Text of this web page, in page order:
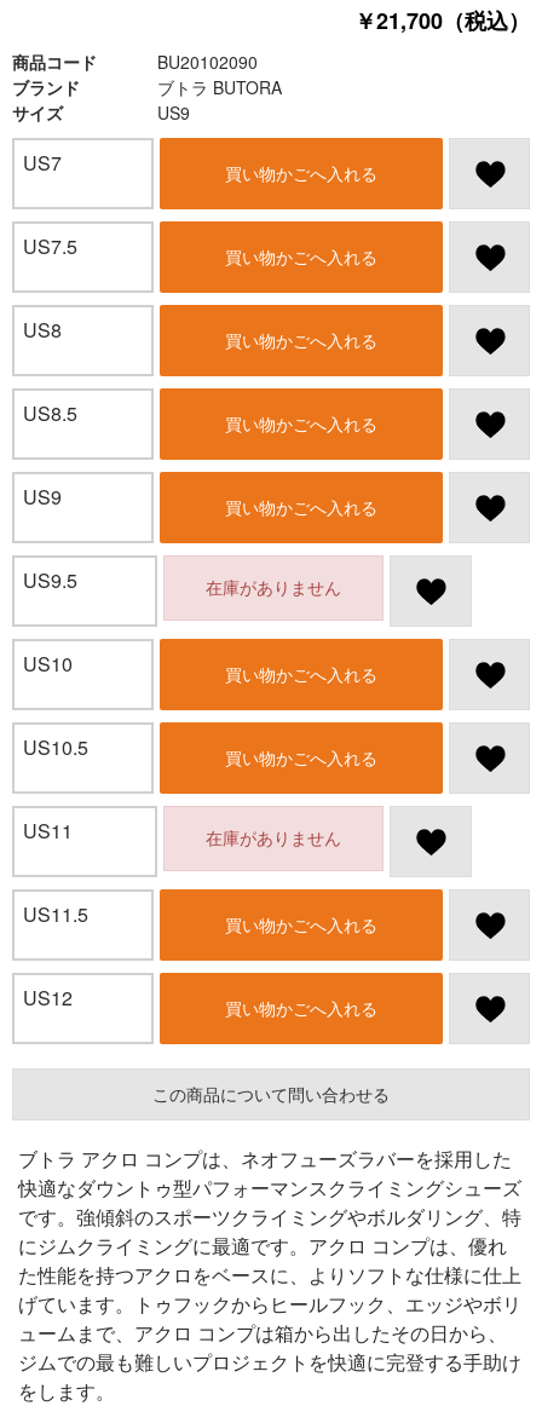
￥21,700（税込）
商品コード
BU20102090
ブランド
ブトラ BUTORA
サイズ
US9
US7 買い物かごへ入れる
US7.5 買い物かごへ入れる
US8 買い物かごへ入れる
US8.5 買い物かごへ入れる
US9 買い物かごへ入れる
US9.5 在庫がありません
US10 買い物かごへ入れる
US10.5 買い物かごへ入れる
US11 在庫がありません
US11.5 買い物かごへ入れる
US12 買い物かごへ入れる
この商品について問い合わせる
ブトラ アクロ コンプは、ネオフューズラバーを採用した
快適なダウントゥ型パフォーマンスクライミングシューズ
です。強傾斜のスポーツクライミングやボルダリング、特
にジムクライミングに最適です。アクロ コンプは、優れ
た性能を持つアクロをベースに、よりソフトな仕様に仕上
げています。トゥフックからヒールフック、エッジやボリ
ュームまで、アクロ コンプは箱から出したその日から、
ジムでの最も難しいプロジェクトを快適に完登する手助け
をします。